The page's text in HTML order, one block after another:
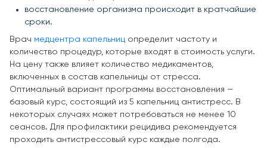
восстановление организма происходит в кратчайшие
сроки.
Врач медцентра капельниц определит частоту и
количество процедур, которые входят в стоимость услуги.
На цену также влияет количество медикаментов,
включенных в состав капельницы от стресса.
Оптимальный вариант программы восстановления —
базовый курс, состоящий из 5 капельниц антистресс. В
некоторых случаях может потребоваться не менее 10
сеансов. Для профилактики рецидива рекомендуется
проходить антистрессовый курс каждые полгода.